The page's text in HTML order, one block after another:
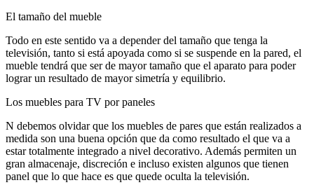
El tamaño del mueble
Todo en este sentido va a depender del tamaño que tenga la
televisión, tanto si está apoyada como si se suspende en la pared, el
mueble tendrá que ser de mayor tamaño que el aparato para poder
lograr un resultado de mayor simetría y equilibrio.
Los muebles para TV por paneles
N debemos olvidar que los muebles de pares que están realizados a
medida son una buena opción que da como resultado el que va a
estar totalmente integrado a nivel decorativo. Además permiten un
gran almacenaje, discreción e incluso existen algunos que tienen
panel que lo que hace es que quede oculta la televisión.